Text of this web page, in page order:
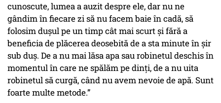
cunoscute, lumea a auzit despre ele, dar nu ne
gândim în fiecare zi să nu facem baie în cadă, să
folosim dușul pe un timp cât mai scurt și fără a
beneficia de plăcerea deosebită de a sta minute în șir
sub duș. De a nu mai lăsa apa sau robinetul deschis în
momentul în care ne spălăm pe dinți, de a nu uita
robinetul să curgă, când nu avem nevoie de apă. Sunt
foarte multe metode.”